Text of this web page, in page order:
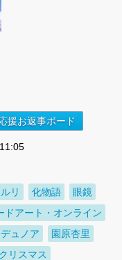
援お返事ボード
リ 化物語
眼鏡
ドアート・オンライン
ュノア
園原杏里
クリスマス